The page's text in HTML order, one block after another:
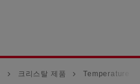
크리스탈 제품 Temperature